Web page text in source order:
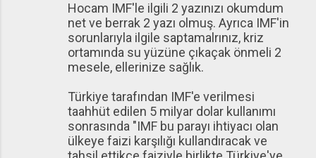
Hocam IMF'le ilgili 2 yazınızı okumdum
net ve berrak 2 yazı olmuş. Ayrıca IMF'in
sorunlarıyla ilgile saptamalrınız, kriz
ortamında su yüzüne çıkaçak önmeli 2
mesele, ellerinize sağlık.
Türkiye tarafından IMF'e verilmesi
taahhüt edilen 5 milyar dolar kullanımı
sonrasında "IMF bu parayı ihtiyacı olan
ülkeye faizi karşılığı kullandıracak ve